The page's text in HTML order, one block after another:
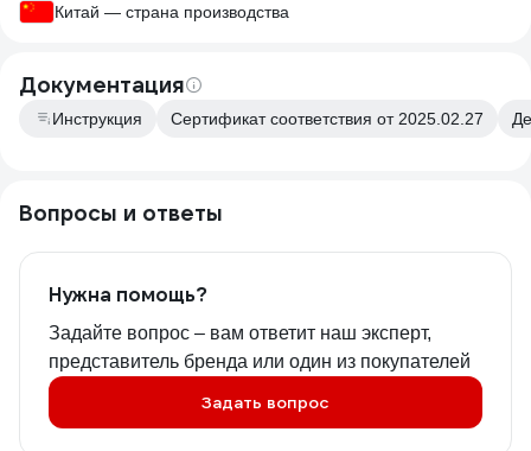
Китай — страна производства
Документация
Инструкция Сертификат соответствия от 2025.02.27
Вопросы и ответы
Нужна помощь?
Задайте вопрос – вам ответит наш эксперт,
представитель бренда или один из покупателей
Задать вопрос